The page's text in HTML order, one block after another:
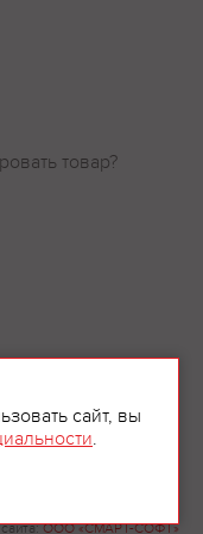
ООО «СМАРТ-СОФТ»
товар?
сайт, вы
.